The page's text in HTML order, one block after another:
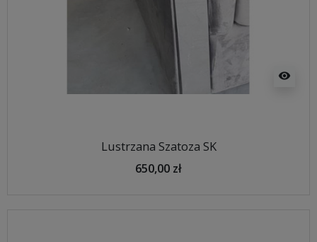
visibility
Lustrzana Szatoza SK
650,00 zł